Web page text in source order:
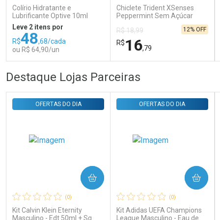
Colírio Hidratante e
Lubrificante Optive 10ml
Leve 2 itens por
R$48,68/cada
ou R$ 64,90/un
FECHAR
Laboratório
Comprar sem Desconto
Por R$ 64,90/cada
FECHAR
Por Menos
Comprar sem Desconto
Por R$ 64,90/cada
Chiclete Trident XSenses
Peppermint Sem Açúcar
R$ 18,99
R$16,79
12% OFF
Comprar sem Desconto
Por R$ 16,79/cada
Por Menos
Comprar sem Desconto
Por R$ 16,79/cada
Destaque Lojas Parceiras
(0)
Kit Calvin Klein Eternity
Masculino - Edt 50ml + Sg
OFERTAS DO DIA
COMPRAR
(0)
Kit Adidas UEFA Champions
League Masculino - Eau de
OFERTAS DO DIA
COMPRAR